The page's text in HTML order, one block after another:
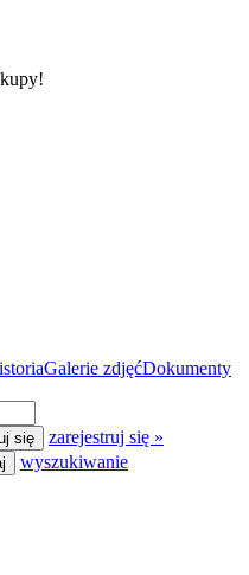
Galerie zdjęćDokumenty
zarejestruj się »
wyszukiwanie